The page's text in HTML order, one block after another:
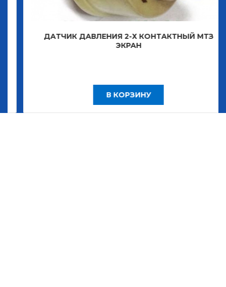
ДАТЧИК ДАВЛЕНИЯ 2-Х КОНТАКТНЫЙ МТЗ
ЭКРАН
В КОРЗИНУ